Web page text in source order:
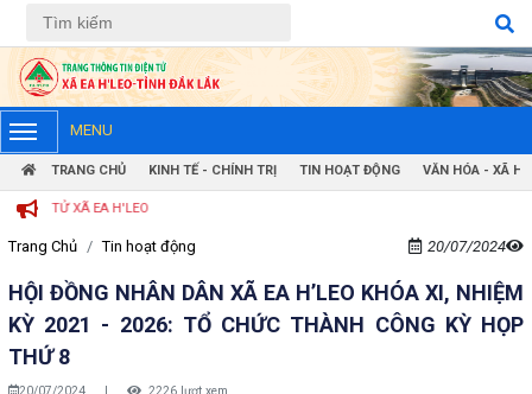
Tiếng Việt Tiếng Anh
MENU
TRANG CHỦ KINH TẾ - CHÍNH TRỊ TIN HOẠT ĐỘNG VĂN HÓA - XÃ
XÃ EA H'LEO
Trang Chủ Tin hoạt động 20/07/2024
HỘI ĐỒNG NHÂN DÂN XÃ EA H’LEO KHÓA XI, NHIỆM
KỲ 2021 - 2026: TỔ CHỨC THÀNH CÔNG KỲ HỌP
THỨ 8